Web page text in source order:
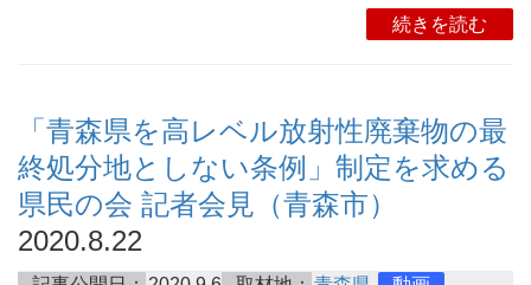
続きを読む
「青森県を高レベル放射性廃棄物の最
終処分地としない条例」制定を求める
県民の会 記者会見（青森市）
2020.8.22